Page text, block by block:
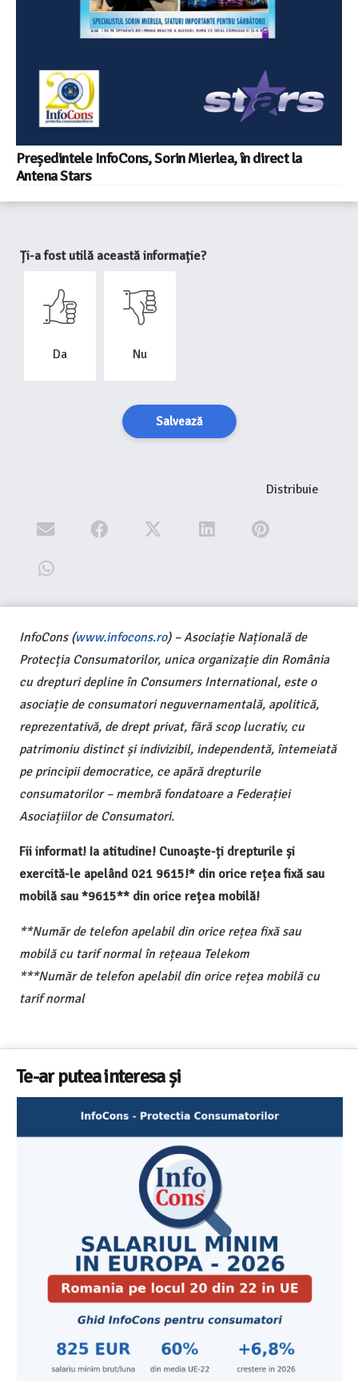
Președintele InfoCons, Sorin Mierlea, în direct la
Antena Stars
Ți-a fost utilă această informație?
Da Nu
Salvează
Distribuie
InfoCons (www.infocons.ro) – Asociație Națională de
Protecția Consumatorilor, unica organizație din România
cu drepturi depline în Consumers International, este o
asociație de consumatori neguvernamentală, apolitică,
reprezentativă, de drept privat, fără scop lucrativ, cu
patrimoniu distinct și indivizibil, independentă, întemeiată
pe principii democratice, ce apără drepturile
consumatorilor – membră fondatoare a Federației
Asociațiilor de Consumatori.
Fii informat! Ia atitudine! Cunoaște-ți drepturile și
exercită-le apelând 021 9615!* din orice rețea fixă sau
mobilă sau *9615** din orice rețea mobilă!
**Număr de telefon apelabil din orice rețea fixă sau
mobilă cu tarif normal în rețeaua Telekom
***Număr de telefon apelabil din orice rețea mobilă cu
tarif normal
Te-ar putea interesa și